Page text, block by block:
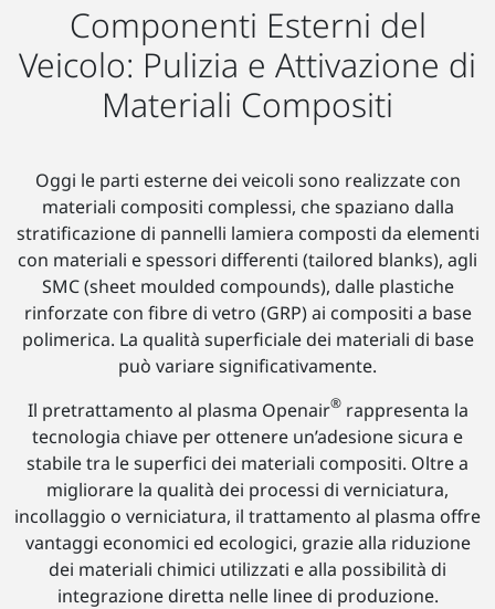
Componenti Esterni del
Veicolo: Pulizia e Attivazione di
Materiali Compositi
Oggi le parti esterne dei veicoli sono realizzate con
materiali compositi complessi, che spaziano dalla
stratificazione di pannelli lamiera composti da elementi
con materiali e spessori differenti (tailored blanks), agli
SMC (sheet moulded compounds), dalle plastiche
rinforzate con fibre di vetro (GRP) ai compositi a base
polimerica. La qualità superficiale dei materiali di base
può variare significativamente.
Il pretrattamento al plasma Openair®rappresenta la
tecnologia chiave per ottenere un’adesione sicura e
stabile tra le superfici dei materiali compositi. Oltre a
migliorare la qualità dei processi di verniciatura,
incollaggio o verniciatura, il trattamento al plasma offre
vantaggi economici ed ecologici, grazie alla riduzione
dei materiali chimici utilizzati e alla possibilità di
integrazione diretta nelle linee di produzione.